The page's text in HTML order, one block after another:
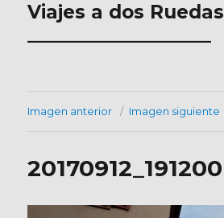
Viajes a dos Ruedas
___________________
Imagen anterior Imagen siguiente
20170912_191200